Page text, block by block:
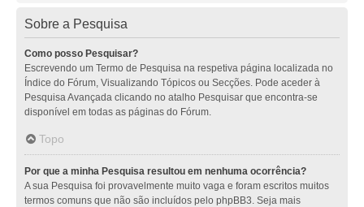
Sobre a Pesquisa
Como posso Pesquisar?
Escrevendo um Termo de Pesquisa na respetiva página localizada no
Índice do Fórum, Visualizando Tópicos ou Secções. Pode aceder à
Pesquisa Avançada clicando no atalho Pesquisar que encontra-se
disponível em todas as páginas do Fórum.
Topo
Por que a minha Pesquisa resultou em nenhuma ocorrência?
A sua Pesquisa foi provavelmente muito vaga e foram escritos muitos
termos comuns que não são incluídos pelo phpBB3. Seja mais